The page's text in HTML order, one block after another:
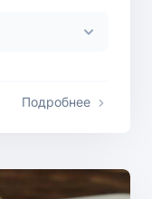
Подробнее